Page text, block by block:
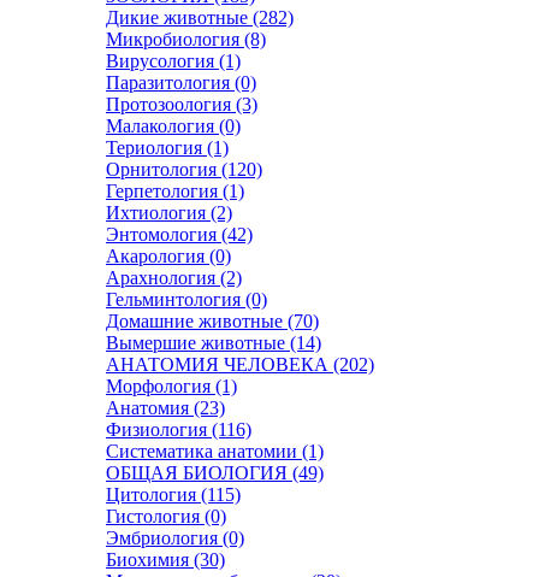
Дикие животные (282)
Микробиология (8)
Вирусология (1)
Паразитология (0)
Протозоология (3)
Малакология (0)
Териология (1)
Орнитология (120)
Герпетология (1)
Ихтиология (2)
Энтомология (42)
Акарология (0)
Арахнология (2)
Гельминтология (0)
Домашние животные (70)
Вымершие животные (14)
АНАТОМИЯ ЧЕЛОВЕКА (202)
Морфология (1)
Анатомия (23)
Физиология (116)
Систематика анатомии (1)
ОБЩАЯ БИОЛОГИЯ (49)
Цитология (115)
Гистология (0)
Эмбриология (0)
Биохимия (30)